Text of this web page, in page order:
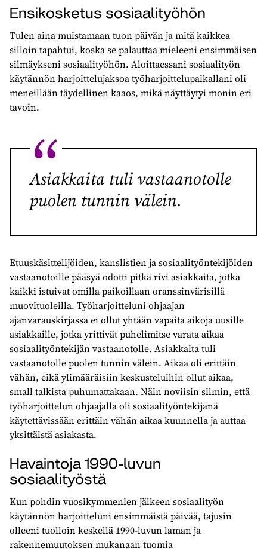
Ensikosketus sosiaalityöhön
Tulen aina muistamaan tuon päivän ja mitä kaikkea
silloin tapahtui, koska se palauttaa mieleeni ensimmäisen
silmäykseni sosiaalityöhön. Aloittaessani sosiaalityön
käytännön harjoittelujaksoa työharjoittelupaikallani oli
meneillään täydellinen kaaos, mikä näyttäytyi monin eri
tavoin.
Asiakkaita tuli vastaanotolle
puolen tunnin välein.
Etuuskäsittelijöiden, kanslistien ja sosiaalityöntekijöiden
vastaanotoille pääsyä odotti pitkä rivi asiakkaita, jotka
kaikki istuivat omilla paikoillaan oranssinvärisillä
muovituoleilla. Työharjoitteluni ohjaajan
ajanvarauskirjassa ei ollut yhtään vapaita aikoja uusille
asiakkaille, jotka yrittivät puhelimitse varata aikaa
sosiaalityöntekijän vastaanotolle. Asiakkaita tuli
vastaanotolle puolen tunnin välein. Aikaa oli erittäin
vähän, eikä ylimääräisiin keskusteluihin ollut aikaa,
small talkista puhumattakaan. Näin noviisin silmin, että
työharjoittelun ohjaajalla oli sosiaalityöntekijänä
käytettävissään erittäin vähän aikaa kuunnella ja auttaa
yksittäistä asiakasta.
Havaintoja 1990-luvun
sosiaalityöstä
Kun pohdin vuosikymmenien jälkeen sosiaalityön
käytännön harjoitteluni ensimmäistä päivää, tajusin
olleeni tuolloin keskellä 1990-luvun laman ja
rakennemuutoksen mukanaan tuomia